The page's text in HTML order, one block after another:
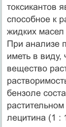
токсикантов
способное к
жидких масел
При анализе
иметь в виду,
вещество
бензоле
лецитина (1 :